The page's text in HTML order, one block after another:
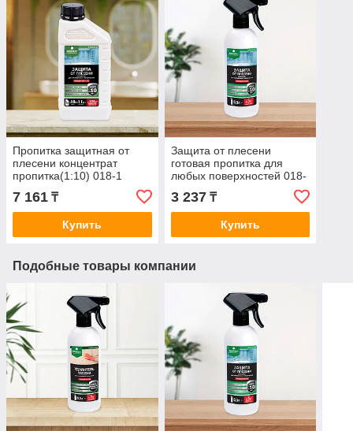
Пропитка защитная от
плесени концентрат
пропитка(1:10) 018-1
FUNGI STOP (ФАНГИ
СТОП) 1 л =30-100 m2
7 161 ₸
Купить
Защита от плесени
готовая пропитка для
любых поверхностей 018-
05 FUNGI STOP (ФАНГИ
СТОП)0,5 л.=5м2
3 237₸
Купить
Подобные товары компании